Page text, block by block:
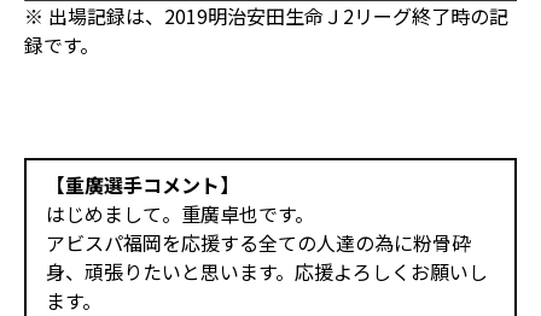
※ 出場記録は、2019明治安田生命Ｊ2リーグ終了時の記
録です。
【重廣選手コメント】
はじめまして。重廣卓也です。
アビスパ福岡を応援する全ての人達の為に粉骨砕
身、頑張りたいと思います。応援よろしくお願いし
ます。